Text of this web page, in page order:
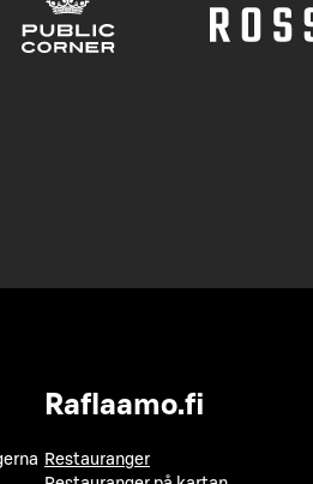
Raflaamo.fi
Restauranger